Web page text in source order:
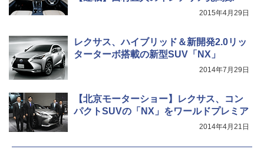
2015年4月29日
レクサス、ハイブリッド＆新開発2.0リッ
ターターボ搭載の新型SUV「NX」
2014年7月29日
【北京モーターショー】レクサス、コン
パクトSUVの「NX」をワールドプレミア
2014年4月21日